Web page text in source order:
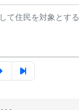
⾥
すぱ
⾵
は帰ろう
て住民を対象とする